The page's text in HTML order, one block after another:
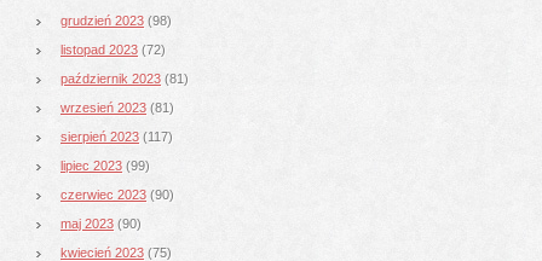
grudzień 2023 (98)
listopad 2023 (72)
październik 2023 (81)
wrzesień 2023 (81)
sierpień 2023 (117)
lipiec 2023 (99)
czerwiec 2023 (90)
maj 2023 (90)
kwiecień 2023 (75)